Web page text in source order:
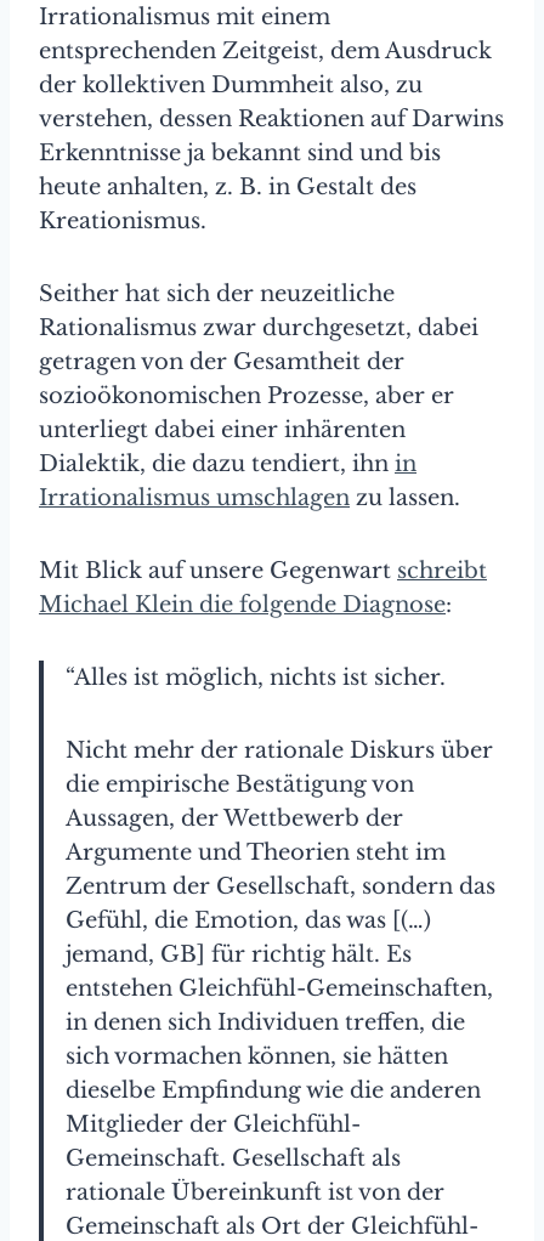
Irrationalismus mit einem
entsprechenden Zeitgeist, dem Ausdruck
der kollektiven Dummheit also, zu
verstehen, dessen Reaktionen auf Darwins
Erkenntnisse ja bekannt sind und bis
heute anhalten, z. B. in Gestalt des
Kreationismus.
Seither hat sich der neuzeitliche
Rationalismus zwar durchgesetzt, dabei
getragen von der Gesamtheit der
sozioökonomischen Prozesse, aber er
unterliegt dabei einer inhärenten
Dialektik, die dazu tendiert, ihn in
Irrationalismus umschlagen zu lassen.
Mit Blick auf unsere Gegenwart schreibt
Michael Klein die folgende Diagnose:
“Alles ist möglich, nichts ist sicher.
Nicht mehr der rationale Diskurs über
die empirische Bestätigung von
Aussagen, der Wettbewerb der
Argumente und Theorien steht im
Zentrum der Gesellschaft, sondern das
Gefühl, die Emotion, das was [(…)
jemand, GB] für richtig hält. Es
entstehen Gleichfühl-Gemeinschaften,
in denen sich Individuen treffen, die
sich vormachen können, sie hätten
dieselbe Empfindung wie die anderen
Mitglieder der Gleichfühl-
Gemeinschaft. Gesellschaft als
rationale Übereinkunft ist von der
Gemeinschaft als Ort der Gleichfühl-